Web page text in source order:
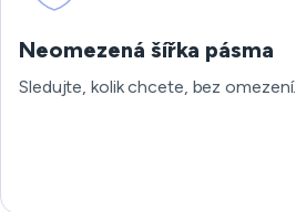
Neomezená šířka pásma
Sledujte, kolik chcete, bez omezení.